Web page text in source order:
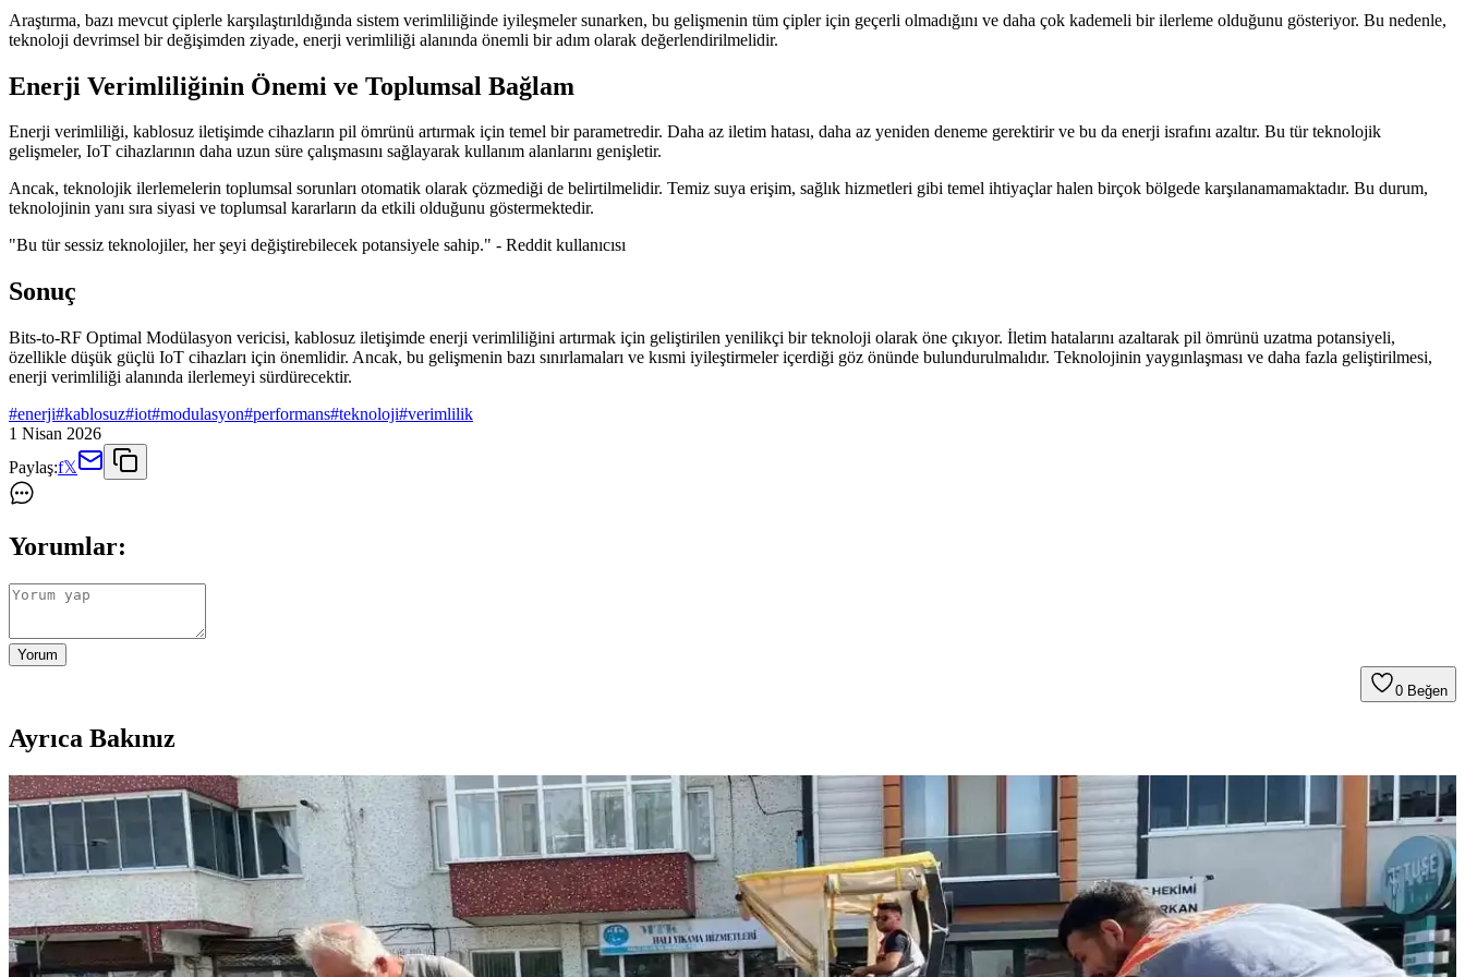
Araştırma, bazı mevcut çiplerle karşılaştırıldığında sistem verimliliğinde iyileşmeler sunarken, bu gelişmenin tüm çipler için geçerli olmadığını ve daha çok kademeli bir ilerleme olduğunu gösteriyor. Bu nedenle,
teknoloji devrimsel bir değişimden ziyade, enerji verimliliği alanında önemli bir adım olarak değerlendirilmelidir.
Enerji Verimliliğinin Önemi ve Toplumsal Bağlam
Enerji verimliliği, kablosuz iletişimde cihazların pil ömrünü artırmak için temel bir parametredir. Daha az iletim hatası, daha az yeniden deneme gerektirir ve bu da enerji israfını azaltır. Bu tür teknolojik
gelişmeler, IoT cihazlarının daha uzun süre çalışmasını sağlayarak kullanım alanlarını genişletir.
Ancak, teknolojik ilerlemelerin toplumsal sorunları otomatik olarak çözmediği de belirtilmelidir. Temiz suya erişim, sağlık hizmetleri gibi temel ihtiyaçlar halen birçok bölgede karşılanamamaktadır. Bu durum,
teknolojinin yanı sıra siyasi ve toplumsal kararların da etkili olduğunu göstermektedir.
"Bu tür sessiz teknolojiler, her şeyi değiştirebilecek potansiyele sahip." - Reddit kullanıcısı
Sonuç
Bits-to-RF Optimal Modülasyon vericisi, kablosuz iletişimde enerji verimliliğini artırmak için geliştirilen yenilikçi bir teknoloji olarak öne çıkıyor. İletim hatalarını azaltarak pil ömrünü uzatma potansiyeli,
özellikle düşük güçlü IoT cihazları için önemlidir. Ancak, bu gelişmenin bazı sınırlamaları ve kısmi iyileştirmeler içerdiği göz önünde bulundurulmalıdır. Teknolojinin yaygınlaşması ve daha fazla geliştirilmesi,
enerji verimliliği alanında ilerlemeyi sürdürecektir.
#enerji#kablosuz#iot#modulasyon#performans#teknoloji#verimlilik
1 Nisan 2026
Paylaş:f𝕏
Yorumlar:
Yorum
0 Beğen
Ayrıca Bakınız
Kablosuz İletişimde Enerji Verimliliğini Artıran Bits-to-RF Optimal Modülasyon Teknolojisi
Bits-to-RF Optimal Modülasyon vericisi, kablosuz iletişimde iletim hatalarını azaltarak enerji verimliliğini artırıyor ve pil ömrünü uzatıyor. IoT cihazları için önemli bir gelişme sunuyor.
Sürekli Uyarı Veren Airfryer Modelleri ve Teknolojik Alternatif Çözümler
Bazı airfryer modelleri pişirme tamamlandığında sürekli bip sesi verirken, uygulama ve akıllı ev entegrasyonları bu uyarı eksikliğini tamamlıyor. Alternatif çözümler ve güvenlik değerlendirmeleri de ele alınıyor.